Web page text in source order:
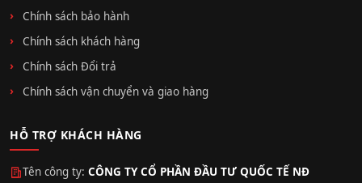
Chính sách bảo hành
Chính sách khách hàng
Chính sách Đổi trả
Chính sách vận chuyển và giao hàng
HỖ TRỢ KHÁCH HÀNG
Tên công ty: CÔNG TY CỔ PHẦN ĐẦU TƯ QUỐC TẾ NĐ